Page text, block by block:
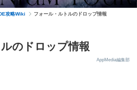
攻略Wiki フォール・ルトルのドロップ情報
のドロップ情報
AppMedia編集部